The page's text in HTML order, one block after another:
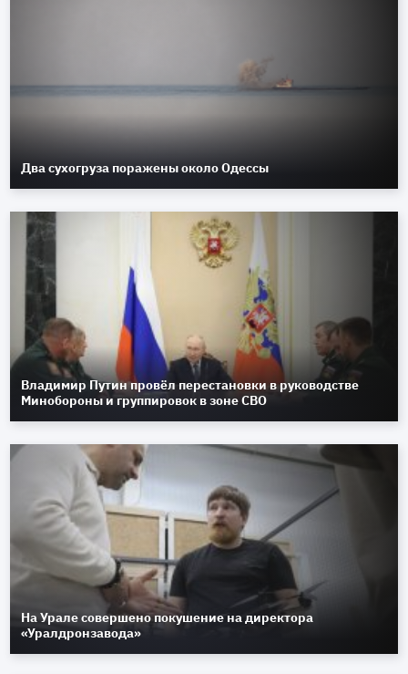
Два сухогруза поражены около Одессы
Владимир Путин провёл перестановки в руководстве
Минобороны и группировок в зоне СВО
На Урале совершено покушение на директора
«Уралдронзавода»